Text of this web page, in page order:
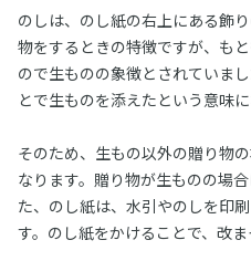
のしは、のし紙の右上にある飾
物をするときの特徴ですが、も
ので生ものの象徴とされていま
とで生ものを添えたという意味に
そのため、生もの以外の贈り物
なります。贈り物が生ものの場
た、のし紙は、水引やのしを印
す。のし紙をかけることで、改